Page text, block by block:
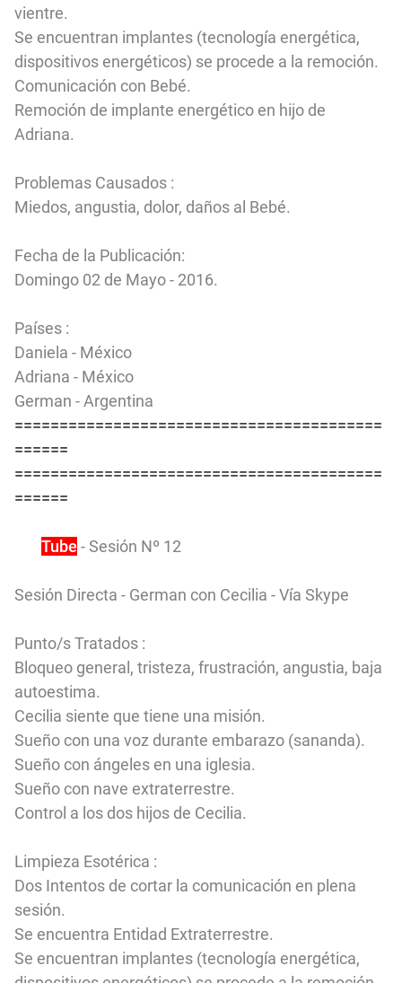
vientre.
Se encuentran implantes (tecnología energética,
dispositivos energéticos) se procede a la remoción.
Comunicación con Bebé.
Remoción de implante energético en hijo de
Adriana.
Problemas Causados :
Miedos, angustia, dolor, daños al Bebé.
Fecha de la Publicación:
Domingo 02 de Mayo - 2016.
Países :
Daniela - México
Adriana - México
German - Argentina
=========================================
======
=========================================
======
Tube - Sesión Nº 12
Sesión Directa - German con Cecilia - Vía Skype
Punto/s Tratados :
Bloqueo general, tristeza, frustración, angustia, baja
autoestima.
Cecilia siente que tiene una misión.
Sueño con una voz durante embarazo (sananda).
Sueño con ángeles en una iglesia.
Sueño con nave extraterrestre.
Control a los dos hijos de Cecilia.
Limpieza Esotérica :
Dos Intentos de cortar la comunicación en plena
sesión.
Se encuentra Entidad Extraterrestre.
Se encuentran implantes (tecnología energética,